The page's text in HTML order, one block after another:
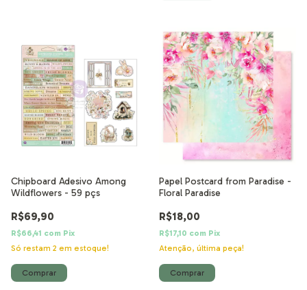
Chipboard Adesivo Among
Wildflowers - 59 pçs
R$69,90
R$66,41 com Pix
Só restam 2 em estoque!
Papel Postcard from Paradise -
Floral Paradise
R$18,00
R$17,10 com Pix
Atenção, última peça!